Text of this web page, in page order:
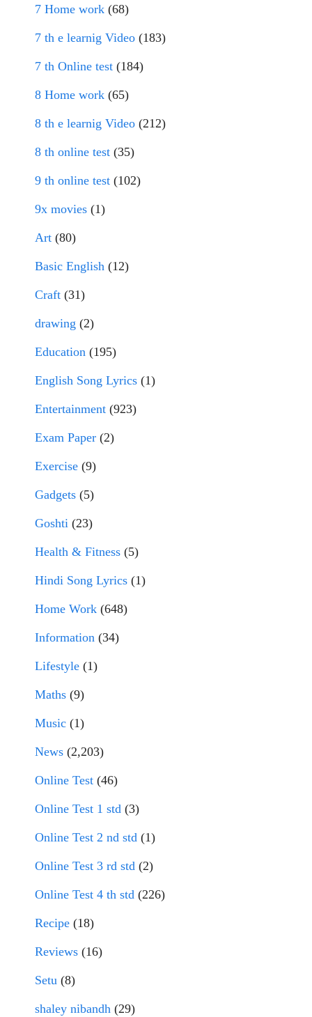
7 Home work (68)
7 th e learnig Video (183)
7 th Online test (184)
8 Home work (65)
8 th e learnig Video (212)
8 th online test (35)
9 th online test (102)
9x movies (1)
Art (80)
Basic English (12)
Craft (31)
drawing (2)
Education (195)
English Song Lyrics (1)
Entertainment (923)
Exam Paper (2)
Exercise (9)
Gadgets (5)
Goshti (23)
Health & Fitness (5)
Hindi Song Lyrics (1)
Home Work (648)
Information (34)
Lifestyle (1)
Maths (9)
Music (1)
News (2,203)
Online Test (46)
Online Test 1 std (3)
Online Test 2 nd std (1)
Online Test 3 rd std (2)
Online Test 4 th std (226)
Recipe (18)
Reviews (16)
Setu (8)
shaley nibandh (29)